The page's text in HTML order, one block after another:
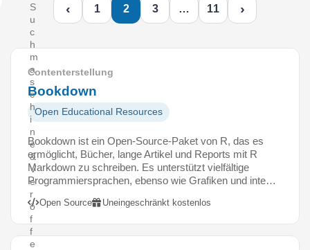
S
u
c
h
m
a
s
c
h
i
n
e
&
V
e
r
ö
f
f
e
‹ 1 2 3 … 11 ›
Contenterstellung
Bookdown
Open Educational Resources
Bookdown ist ein Open-Source-Paket von R, das es
ermöglicht, Bücher, lange Artikel und Reports mit R
Markdown zu schreiben. Es unterstützt vielfältige
Programmiersprachen, ebenso wie Grafiken und inte…
Open Source Uneingeschränkt kostenlos